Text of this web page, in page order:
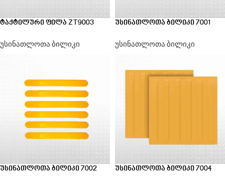
ტაქტილური ფილა ZT9003
უსინათლოთა ბილიკი
უსინათლოთა ბილიკი 7001
უსინათლოთა ბილიკი
უსინათლოთა ბილიკი 7002 უსინათლოთა ბილიკი 7004